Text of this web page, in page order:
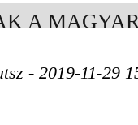
A
- 2019-11-29